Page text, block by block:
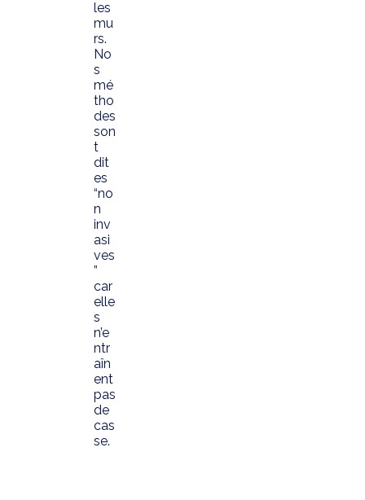
les
mu
rs.
No
s
mé
tho
des
son
t
dit
es
“no
n
inv
asi
ves
”
car
elle
s
n’e
ntr
aîn
ent
pas
de
cas
se.